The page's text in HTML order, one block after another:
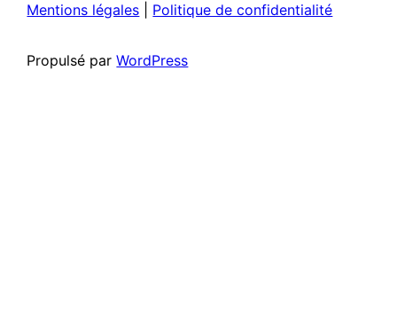
Mentions légales Politique de confidentialité
Propulsé parWordPress